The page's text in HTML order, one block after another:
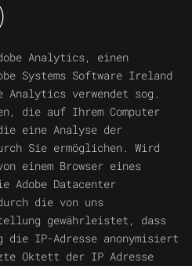
Analytics, einen
Systems Software Ireland
Analytics verwendet sog.
die auf Ihrem Computer
eine Analyse der
Sie ermöglichen. Wird
einem Browser eines
Adobe Datacenter
die von uns
gewährleistet, dass
die IP-Adresse anonymisiert
Oktett der IP Adresse